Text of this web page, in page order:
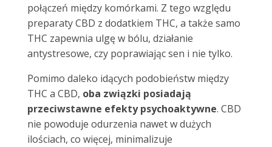
połączeń między komórkami. Z tego względu
preparaty CBD z dodatkiem THC, a także samo
THC zapewnia ulgę w bólu, działanie
antystresowe, czy poprawiając sen i nie tylko.
Pomimo daleko idących podobieństw między
THC a CBD, oba związki posiadają
przeciwstawne efekty psychoaktywne. CBD
nie powoduje odurzenia nawet w dużych
ilościach, co więcej, minimalizuje